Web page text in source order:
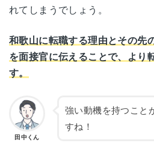
れてしまうでしょう。
和歌山に転職する理由とその先
を面接官に伝えることで、より
す。
田中くん
強い動機を持つこと
すね！